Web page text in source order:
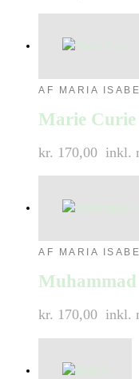
AF MARIA
Marie Curie
kr. 170,00 inkl.
AF MARIA
kr. 170,00 inkl.